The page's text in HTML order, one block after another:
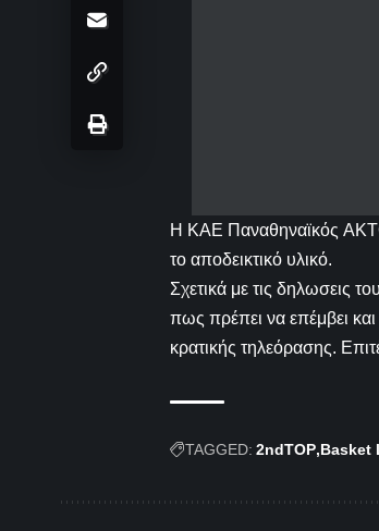
Η ΚΑΕ Παναθηναϊκός
το αποδεικτικό υλικό.
Σχετικά με τις δηλωσεις
πως πρέπει να επέμβει
κρατικής τηλεόρασης.
TAGGED: 2ndTOP Basket